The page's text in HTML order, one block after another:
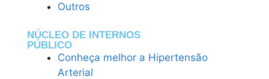
Outros
NÚCLEO DE INTERNOS
PÚBLICO
Conheça melhor a Hipertensão
Arterial